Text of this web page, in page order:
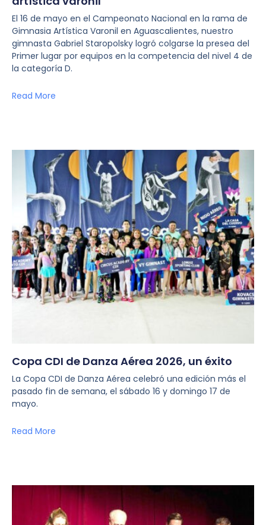
El 16 de mayo en el Campeonato Nacional en la rama de
Gimnasia Artística Varonil en Aguascalientes, nuestro
gimnasta Gabriel Staropolsky logró colgarse la presea del
Primer lugar por equipos en la competencia del nivel 4 de
la categoría D.
Read More
Copa CDI de Danza Aérea 2026, un éxito
La Copa CDI de Danza Aérea celebró una edición más el
pasado fin de semana, el sábado 16 y domingo 17 de
mayo.
Read More